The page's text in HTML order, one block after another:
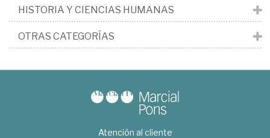
HISTORIA Y CIENCIAS HUMANAS
OTRAS CATEGORÍAS
Atención al cliente